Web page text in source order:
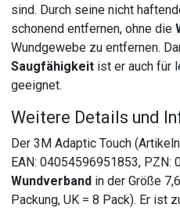
sind. Durch seine nicht
schonend entfernen, ohne die
Wundgewebe zu entfernen.
Saugfähigkeit ist er auch für
geeignet.
Weitere Details und
Der 3M Adaptic Touch
EAN: 04054596951853,
Wundverband in der Größe
Packung, UK = 8 Pack). Er ist